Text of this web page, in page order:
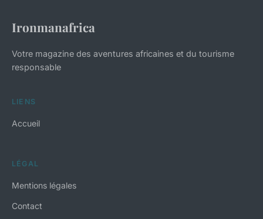
Ironmanafrica
Votre magazine des aventures africaines et du tourisme
responsable
LIENS
Accueil
LÉGAL
Mentions légales
Contact